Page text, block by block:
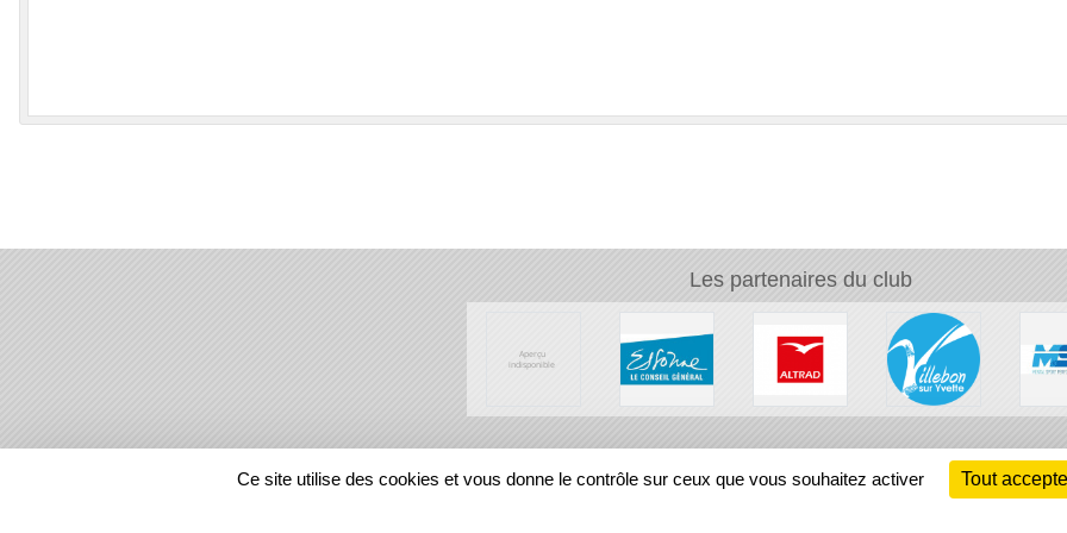
Les partenaires du club
REGIONS
Ce site utilise des cookies et vous donne le contrôle sur ceux que vous souhaitez activer Tout